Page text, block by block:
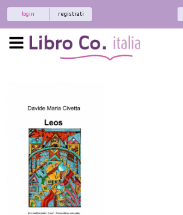
registrati
login
Interessato ai nostri
Allora iscriviti alla nostra
Sarai informato delle nostre
comunque cancellarti quando
modulo di iscrizione